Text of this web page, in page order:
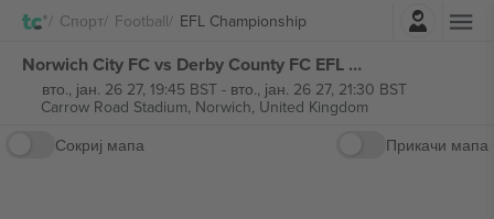
Спорт Football EFL Championship
Најави се
Norwich City FC vs Derby County FC EFL Championship билети
вто., јан. 26 27, 19:45 BST- вто., јан. 26 27, 21:30 BST
Carrow Road Stadium, Norwich, United Kingdom
Сокриј мапа
Прикачи мапа